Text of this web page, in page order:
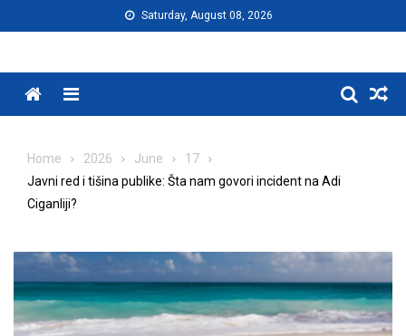
to
Saturday, August 08, 2026
Menu
Home 2026 June
17
Javni red i tišina publike: Šta nam govori incident na Adi
Ciganliji?